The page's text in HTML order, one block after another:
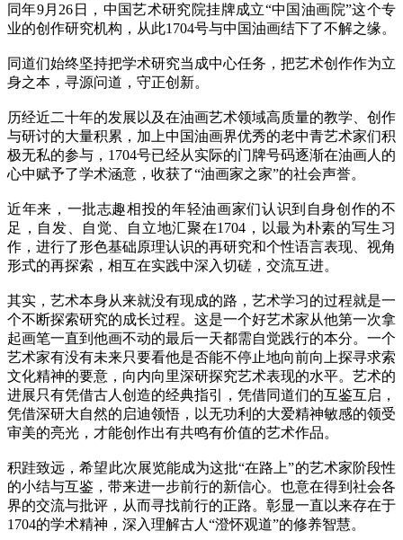
同年9月26日，中国艺术研究院挂牌成立“中国油画院”这个专
业的创作研究机构，从此1704号与中国油画结下了不解之缘。
同道们始终坚持把学术研究当成中心任务，把艺术创作作为立
身之本，寻源问道，守正创新。
历经近二十年的发展以及在油画艺术领域高质量的教学、创作
与研讨的大量积累，加上中国油画界优秀的老中青艺术家们积
极无私的参与，1704号已经从实际的门牌号码逐渐在油画人的
心中赋予了学术涵意，收获了“油画家之家”的社会声誉。
近年来，一批志趣相投的年轻油画家们认识到自身创作的不
足，自发、自觉、自立地汇聚在1704，以最为朴素的写生习
作，进行了形色基础原理认识的再研究和个性语言表现、视角
形式的再探索，相互在实践中深入切磋，交流互进。
其实，艺术本身从来就没有现成的路，艺术学习的过程就是一
个不断探索研究的成长过程。这是一个好艺术家从他第一次拿
起画笔一直到他画不动的最后一天都需自觉践行的本分。一个
艺术家有没有未来只要看他是否能不停止地向前向上探寻求索
文化精神的要意，向内向里深研探究艺术表现的水平。艺术的
进展只有凭借古人创造的经典指引，凭借同道们的互鉴互启，
凭借深研大自然的启迪领悟，以无功利的大爱精神敏感的领受
审美的亮光，才能创作出有共鸣有价值的艺术作品。
积跬致远，希望此次展览能成为这批“在路上”的艺术家阶段性
的小结与互鉴，带来进一步前行的新信心。也意在得到社会各
界的交流与批评，从而寻找前行的正路。彰显一直以来存在于
1704的学术精神，深入理解古人“澄怀观道”的修养智慧。